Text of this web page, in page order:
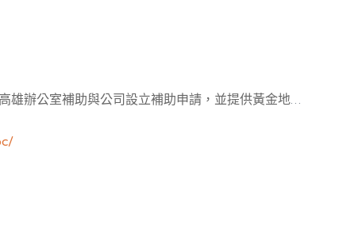
高雄辦公室補助與公司設立補助申請，並提供黃金地址